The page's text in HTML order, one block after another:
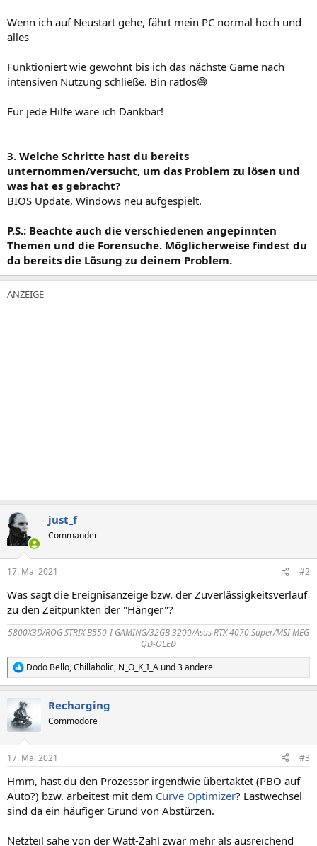
Wenn ich auf Neustart gehe, fährt mein PC normal hoch und
alles
Funktioniert wie gewohnt bis ich das nächste Game nach
intensiven Nutzung schließe. Bin ratlos😅
Für jede Hilfe wäre ich Dankbar!
3. Welche Schritte hast du bereits
unternommen/versucht, um das Problem zu lösen und
was hat es gebracht?
BIOS Update, Windows neu aufgespielt.
P.S.: Beachte auch die verschiedenen angepinnten
Themen und die Forensuche. Möglicherweise findest du
da bereits die Lösung zu deinem Problem.
just_f
Commander
17. Mai 2021 #2
Was sagt die Ereignisanzeige bzw. der Zuverlässigkeitsverlauf
zu den Zeitpunkten der "Hänger"?
5800X3D/ROG STRIX B550-I GAMING/32GB 3200/Asus RTX 4070 Super/MSI MEG
QD-OLED
R
e
k
t
i
e
:
Dodo Bello,Chillaholic, N_O_K_I_A und 3 andere
Recharging
Commodore
17. Mai 2021 #3
Hmm, hast du den Prozessor irgendwie übertaktet (PBO auf
Auto?) bzw. arbeitest mit dem Curve Optimizer? Lastwechsel
sind da ein häufiger Grund von Abstürzen.
Netzteil sähe von der Watt-Zahl zwar mehr als ausreichend